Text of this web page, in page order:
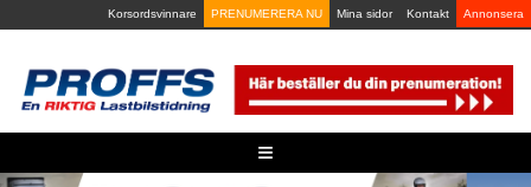
to
Korsordsvinnare PRENUMERERA NU Mina sidor Kontakt Annonsera
≡